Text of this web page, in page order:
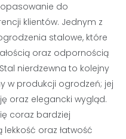
do
klientów. Jednym z
stalowe, które
oraz odpornością
nierdzewna to kolejny
w produkcji ogrodzeń; jej
oraz elegancki wygląd.
coraz bardziej
oraz łatwość